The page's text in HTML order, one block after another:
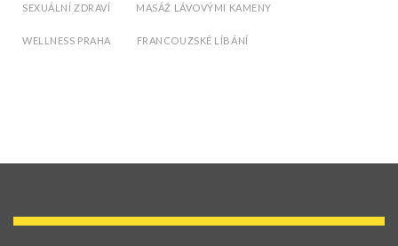
SEXUÁLNÍ ZDRAVÍ MASÁŽ LÁVOVÝMI KAMENY
WELLNESS PRAHA FRANCOUZSKÉ LÍBÁNÍ